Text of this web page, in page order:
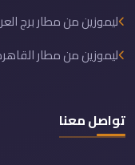
ليموزين من مطار برج العرب
ليموزين من مطار القاهرة
تواصل معنا